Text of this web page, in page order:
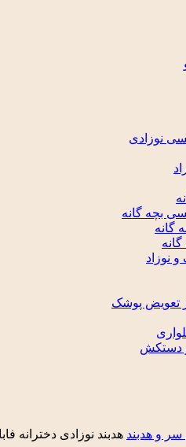
نوزادی
بچه گانه
گانه
نوزاد
تعویض پوشک
دستکش
و هدبند هدبند نوزادی دخترانه فاباکا 2